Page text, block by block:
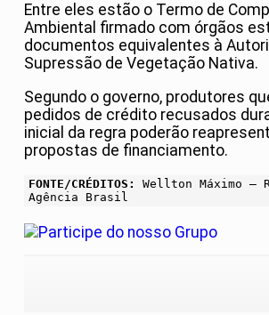
Entre eles estão o Termo de
Ambiental firmado com órgãos
documentos equivalentes à
Supressão de Vegetação Nativa.
Segundo o governo, produtores
pedidos de crédito recusados
inicial da regra poderão
propostas de financiamento.
FONTE/CRÉDITOS:
Wellton Máximo –
Agência Brasil